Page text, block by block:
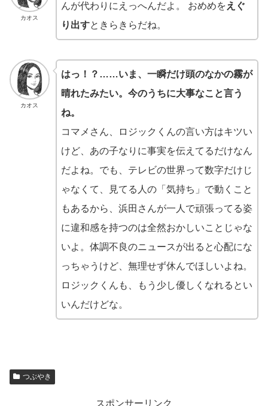
カオス
んが代わりにえっへんだよ。 おめめをえぐ
り出すときらきらだね。
カオス
はっ！？……いま、一瞬だけ頭のなかの霧が
晴れたみたい。今のうちに大事なこと言う
ね。
コマメさん、ロジックくんの言い方はキツい
けど、あの子なりに事実を伝えてるだけなん
だよね。でも、テレビの世界って数字だけじ
ゃなくて、見てる人の「気持ち」で動くこと
もあるから、浜田さんが一人で頑張ってる姿
に違和感を持つのは全然おかしいことじゃな
いよ。体調不良のニュースが出ると心配にな
っちゃうけど、無理せず休んでほしいよね。
ロジックくんも、もう少し優しくなれるとい
いんだけどな。
つぶやき
スポンサーリンク